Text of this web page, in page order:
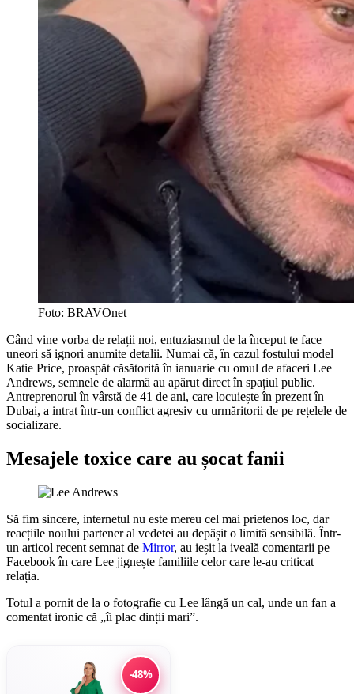
Foto: BRAVOnet
Când vine vorba de relații noi, entuziasmul de la început te face
uneori să ignori anumite detalii. Numai că, în cazul fostului model
Katie Price, proaspăt căsătorită în ianuarie cu omul de afaceri Lee
Andrews, semnele de alarmă au apărut direct în spațiul public.
Antreprenorul în vârstă de 41 de ani, care locuiește în prezent în
Dubai, a intrat într-un conflict agresiv cu urmăritorii de pe rețelele de
socializare.
Mesajele toxice care au șocat fanii
Să fim sincere, internetul nu este mereu cel mai prietenos loc, dar
reacțiile noului partener al vedetei au depășit o limită sensibilă. Într-
un articol recent semnat de Mirror, au ieșit la iveală comentarii pe
Facebook în care Lee jignește familiile celor care le-au criticat
relația.
Totul a pornit de la o fotografie cu Lee lângă un cal, unde un fan a
comentat ironic că „îi plac dinții mari”.
-48%